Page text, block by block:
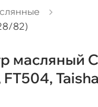
82)
масляный